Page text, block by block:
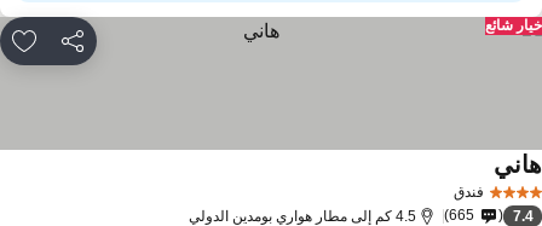
مشاركة
شائع
فندق
7.4
665 4.5 كم إلى مطار هواري بومدين الدولي